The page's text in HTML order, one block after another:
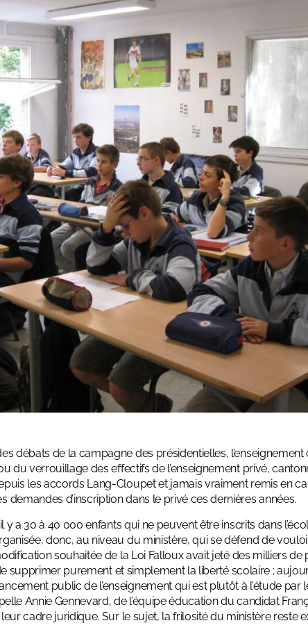
débats de la campagne des présidentielles,
du verrouillage des effectifs de l’enseignement privé,
les accords Lang-Cloupet et jamais vraiment remis en
demandes d’inscription dans le privé ces dernières années.
y a 30 à 40 000 enfants qui ne peuvent être inscrits dans
donc, au niveau du ministère, qui se défend de
souhaitée de la Loi Falloux avait jeté des milliers de
supprimer purement et simplement la liberté scolaire ;
public de l’enseignement qui est plutôt à l’étude par
Annie Gennevard, de l’équipe éducation du candidat
cadre juridique. Sur le sujet, la frilosité du ministère reste